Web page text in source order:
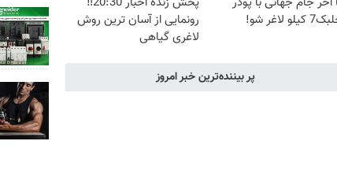
کیلو لاغر شو!
رونمایی از آسان ترین روش
لاغری گیاهی
پر بیننده‌ترین خبر امروز